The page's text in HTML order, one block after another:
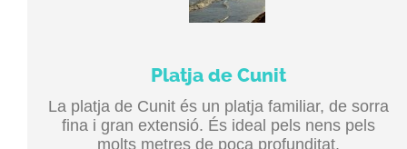
Platja de Cunit
La platja de Cunit és un platja familiar, de sorra
fina i gran extensió. És ideal pels nens pels
molts metres de poca profunditat.